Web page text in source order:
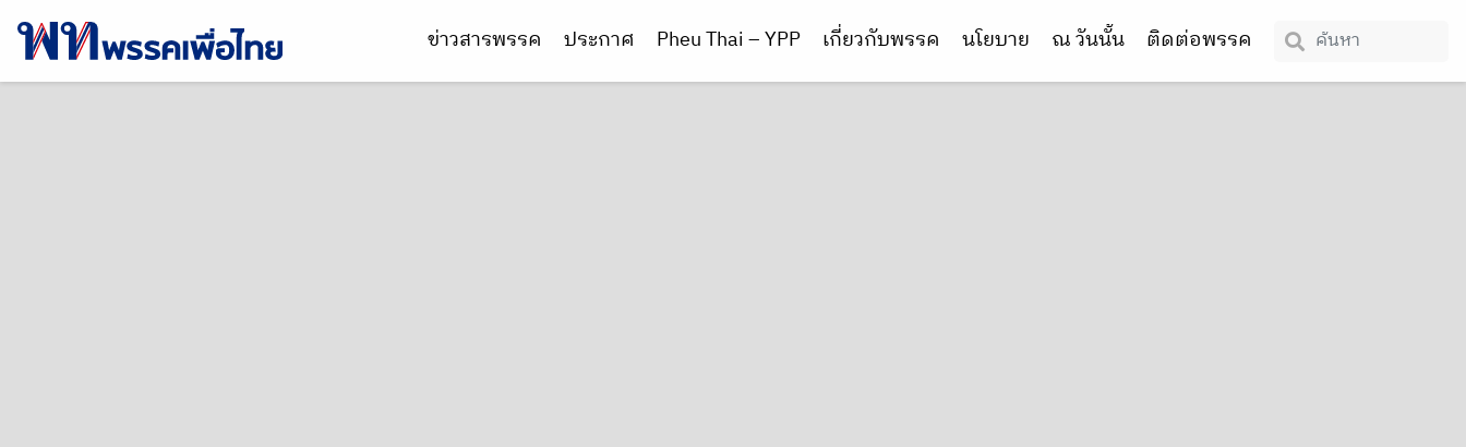
ข่าวสารพรรค ประกาศ Pheu Thai – YPP เกี่ยวกับพรรค นโยบาย ณ วันนั้น ติดต่อพรรค